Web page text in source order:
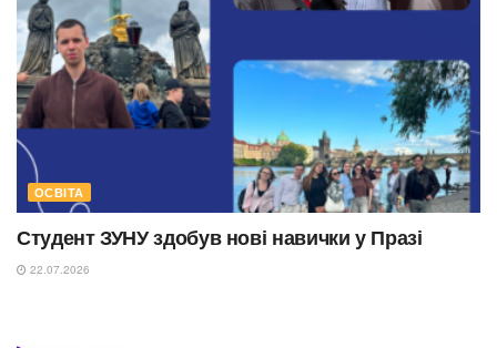
ОСВІТА
Студент ЗУНУ здобув нові навички у Празі
22.07.2026